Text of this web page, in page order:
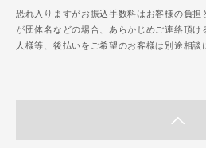
恐れ入りますがお振込手数料はお客様の負
が団体名などの場合、あらかじめご連絡頂
人様等、後払いをご希望のお客様は別途相談